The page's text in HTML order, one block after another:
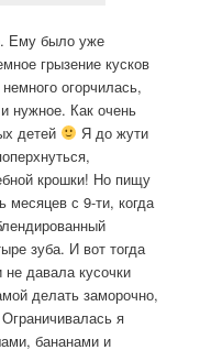
Ему было уже
грызение кусков
огорчилась,
нужное. Как очень
детей
Я до жути
крошки! Но пищу
месяцев с 9-ти, когда
зуба. И вот тогда
не давала кусочки
делать заморочно,
я
бананами и